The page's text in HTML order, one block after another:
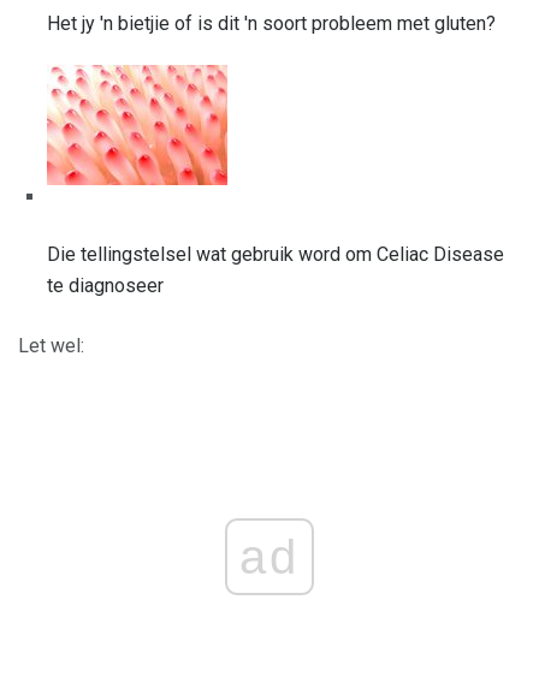
Het jy 'n bietjie of is dit 'n soort probleem met gluten?
Die tellingstelsel wat gebruik word om Celiac Disease
te diagnoseer
Let wel:
ad